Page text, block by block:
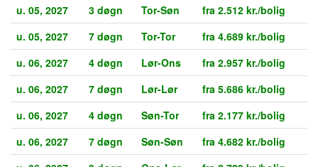
u. 05, 2027
3 døgn Tor-Søn
fra 2.512 kr./bolig
u. 05, 2027
7 døgn Tor-Tor
fra 4.689 kr./bolig
u. 06, 2027
4 døgn Lør-Ons
fra 2.957 kr./bolig
u. 06, 2027
7 døgn Lør-Lør
fra 5.686 kr./bolig
u. 06, 2027
4 døgn Søn-Tor
fra 2.177 kr./bolig
u. 06, 2027
7 døgn Søn-Søn
fra 4.682 kr./bolig